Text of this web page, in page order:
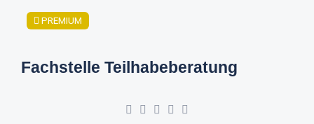
PREMIUM
Fachstelle Teilhabeberatung